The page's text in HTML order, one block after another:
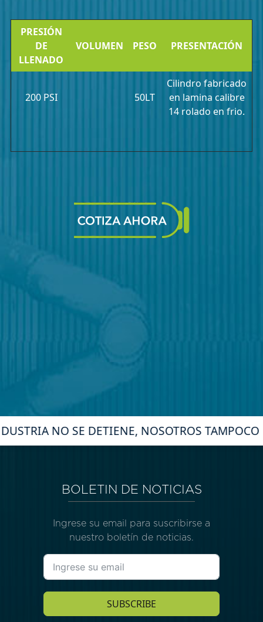
PRESIÓN
DE
LLENADO
VOLUMEN PESO PRESENTACIÓN
200 PSI 50LT
Cilindro fabricado
en lamina calibre
14 rolado en frio.
NO SE DETIENE, NOSOTROS TAMPOCO
BOLETIN DE NOTICIAS
Ingrese su email para suscribirse a
nuestro boletín de noticias.
SUBSCRIBE